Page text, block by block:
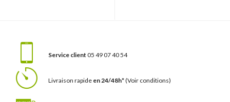
Service client 05 49 07 40 54
Livraison rapide en 24/48h*(Voir conditions)